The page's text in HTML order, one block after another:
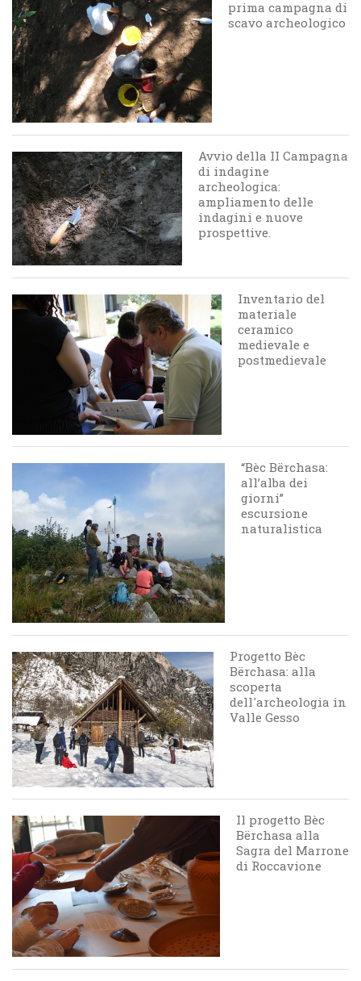
prima campagna di
scavo archeologico
Avvio della II Campagna
di indagine
archeologica:
ampliamento delle
indagini e nuove
prospettive.
Inventario del
materiale
ceramico
medievale e
postmedievale
“Bèc Bërchasa:
all’alba dei
giorni”
escursione
naturalistica
Progetto Bèc
Bërchasa: alla
scoperta
dell'archeologia in
Valle Gesso
Il progetto Bèc
Bërchasa alla
Sagra del Marrone
di Roccavione